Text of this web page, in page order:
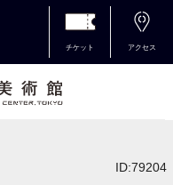
チケット アクセス
ID:79204